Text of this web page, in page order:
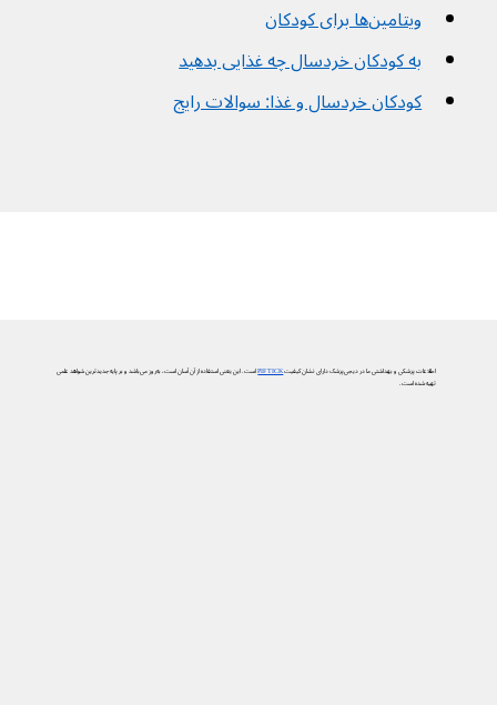
ویتامین‌ها برای کودکان
به کودکان خردسال چه غذایی بدهید
کودکان خردسال و غذا: سوالات رایج
اطلاعات پزشکی و بهداشتی ما در دیجی‌پزشک دارای نشان کیفیتPIF TICKاست. این یعنی استفاده از آن آسان است، به‌روز می‌باشد و بر پایه جدیدترین شواهد علمی
تهیه شده است.